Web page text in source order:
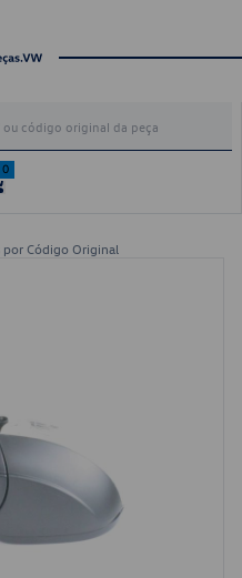
0
por Código Original